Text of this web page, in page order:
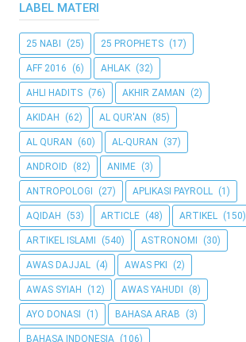
LABEL MATERI
25 NABI (25) 25 PROPHETS (17)
AFF 2016 (6) AHLAK (32)
AHLI HADITS (76) AKHIR ZAMAN (2)
AKIDAH (62) AL QUR'AN (85)
AL QURAN (60) AL-QURAN (37)
ANDROID (82) ANIME (3)
ANTROPOLOGI (27) APLIKASI PAYROLL (1)
AQIDAH (53) ARTICLE (48) ARTIKEL (150)
ARTIKEL ISLAMI (540) ASTRONOMI (30)
AWAS DAJJAL (4) AWAS PKI (2)
AWAS SYIAH (12) AWAS YAHUDI (8)
AYO DONASI (1) BAHASA ARAB (3)
BAHASA INDONESIA (106)